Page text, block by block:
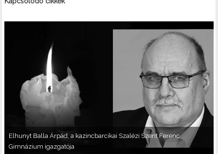
Elhunyt Balla Árpád, a kazincbarcikai Szalézi Szent Ferenc
Gimnázium igazgatója